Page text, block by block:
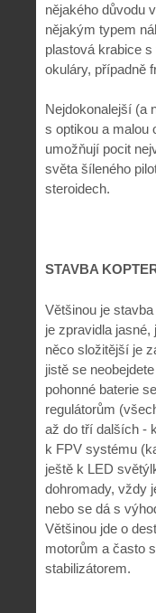
nějakého důvodu
nějakým typem
plastová krabice
okuláry, případně
Nejdokonalejší (a
s optikou a malou
umožňují pocit
světa šíleného
steroidech.
STAVBA
Většinou je
je zpravidla
něco složitější je
jistě se
pohonné baterie
regulátorům
až do tří dalších -
k FPV systému
ještě k LED
dohromady, vždy
nebo se dá s
Většinou jde o
motorům a často
stabilizátorem.